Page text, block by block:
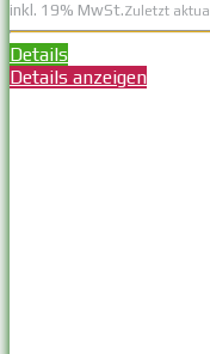
inkl. 19% MwSt.Zuletzt
Details
Details anzeigen